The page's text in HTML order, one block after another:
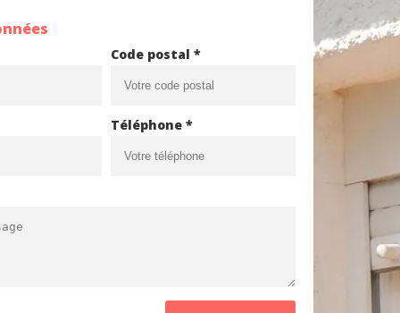
Code postal *
Téléphone *